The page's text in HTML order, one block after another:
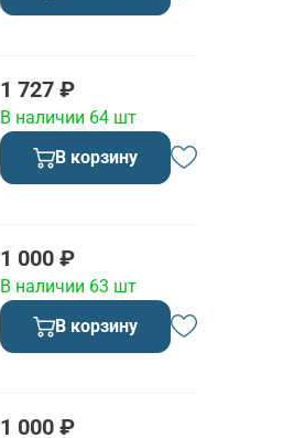
1 727 ₽
В наличии 64 шт
В корзину
1 000 ₽
В наличии 63 шт
В корзину
1 000 ₽